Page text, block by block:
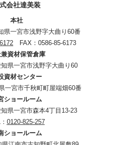
会社達美装
本社
一宮市浅野字大曲り60番
FAX：0586-85-6173
資材保管倉庫
県一宮市浅野字大曲り60
資材センター
一宮市千秋町町屋端畑60番
ショールーム
県一宮市森本4丁目13-23
0120-825-257
ショールーム